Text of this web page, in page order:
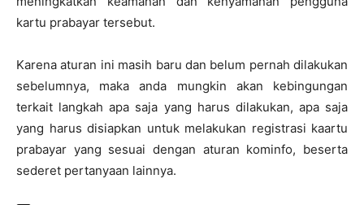
kartu prabayar tersebut.
Karena aturan ini masih baru dan belum pernah dilakukan
sebelumnya, maka anda mungkin akan kebingungan
terkait langkah apa saja yang harus dilakukan, apa saja
yang harus disiapkan untuk melakukan registrasi kaartu
prabayar yang sesuai dengan aturan kominfo, beserta
sederet pertanyaan lainnya.